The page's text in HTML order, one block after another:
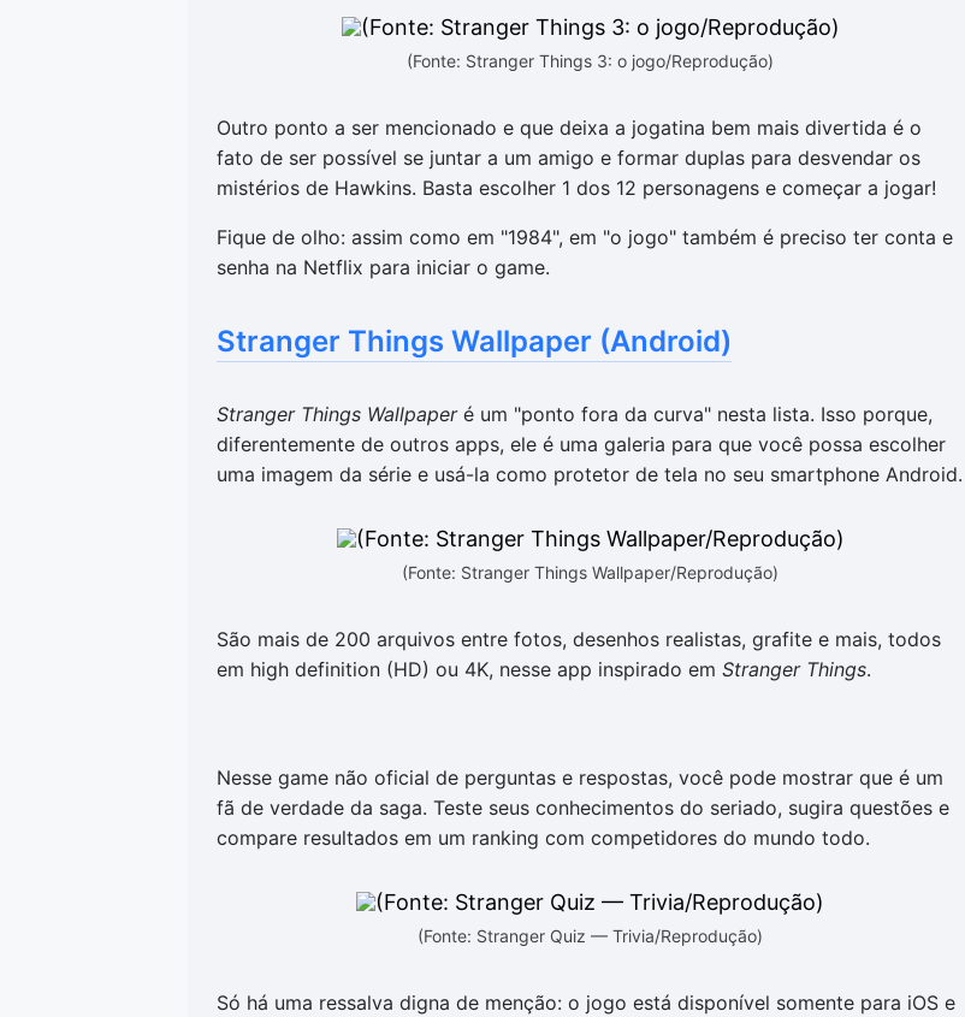
(Fonte: Stranger Things 3: o jogo/Reprodução)
Outro ponto a ser mencionado e que deixa a jogatina bem mais divertida é o
fato de ser possível se juntar a um amigo e formar duplas para desvendar os
mistérios de Hawkins. Basta escolher 1 dos 12 personagens e começar a jogar!
Fique de olho: assim como em "1984", em "o jogo" também é preciso ter conta e
senha na Netflix para iniciar o game.
Stranger Things Wallpaper (Android)
Stranger Things Wallpaperé um "ponto fora da curva" nesta lista. Isso porque,
diferentemente de outros apps, ele é uma galeria para que você possa escolher
uma imagem da série e usá-la como protetor de tela no seu smartphone Android.
(Fonte: Stranger Things Wallpaper/Reprodução)
São mais de 200 arquivos entre fotos, desenhos realistas, grafite e mais, todos
em high definition (HD) ou 4K, nesse app inspirado em Stranger Things.
Nesse game não oficial de perguntas e respostas, você pode mostrar que é um
fã de verdade da saga. Teste seus conhecimentos do seriado, sugira questões e
compare resultados em um ranking com competidores do mundo todo.
(Fonte: Stranger Quiz — Trivia/Reprodução)
Só há uma ressalva digna de menção: o jogo está disponível somente para iOS e